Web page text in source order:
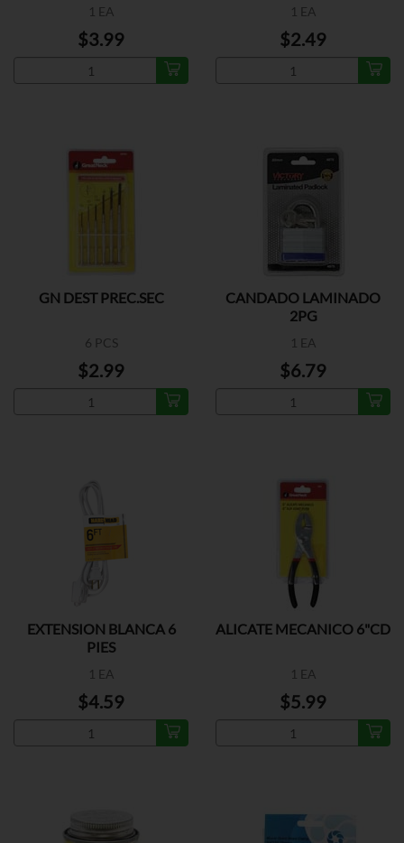
1 EA
$3.99
1 EA
$2.49
GN DEST PREC.SEC
6 PCS
$2.99
CANDADO LAMINADO
2PG
1 EA
$6.79
EXTENSION BLANCA 6
PIES
1 EA
$4.59
ALICATE MECANICO 6"CD
1 EA
$5.99